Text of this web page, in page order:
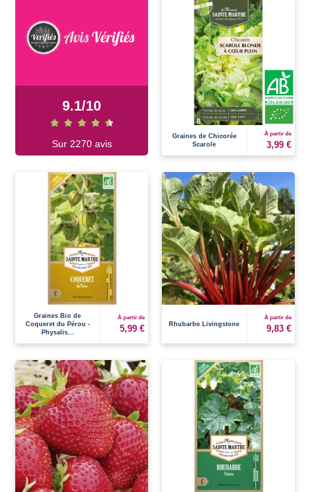
9.1/10
Sur 2270 avis
Graines de Chicorée
Scarole
À partir de
3,99 €
Graines Bio de
Coqueret du Pérou -
Physalis...
À partir de
5,99 € Rhubarbe Livingstone
À partir de
9,83 €